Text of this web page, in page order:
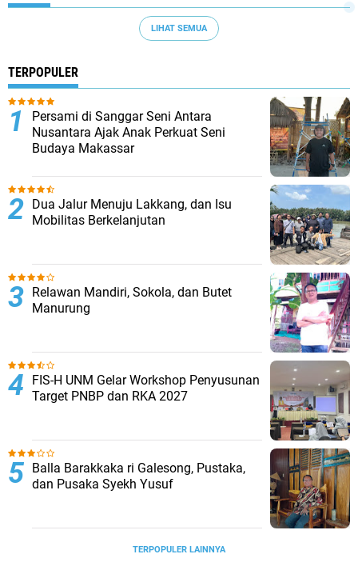
LIHAT SEMUA
TERPOPULER
Persami di Sanggar Seni Antara
Nusantara Ajak Anak Perkuat Seni
Budaya Makassar
Dua Jalur Menuju Lakkang, dan Isu
Mobilitas Berkelanjutan
Relawan Mandiri, Sokola, dan Butet
Manurung
FIS-H UNM Gelar Workshop Penyusunan
Target PNBP dan RKA 2027
Balla Barakkaka ri Galesong, Pustaka,
dan Pusaka Syekh Yusuf
TERPOPULER LAINNYA